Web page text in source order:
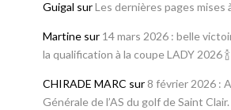
Guigal surLes dernières pages mises
Martinesur 14 mars 2026 : belle
la qualification à la coupe LADY 2026 🍾
CHIRADE MARC sur 8 février 2026 :
Générale de l’AS du golf de Saint Clair.